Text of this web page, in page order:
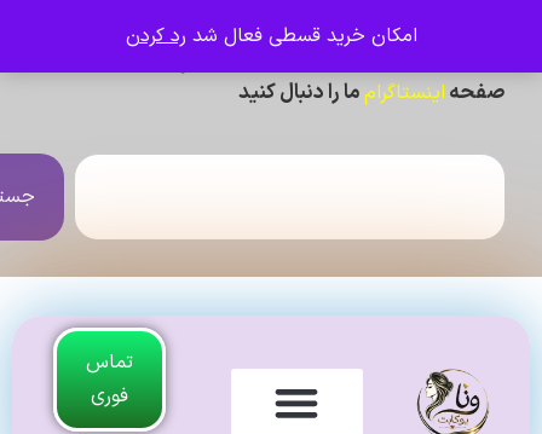
امکان خرید قسطی فعال شدرد کردن
اینستاگرامما را دنبال کنید
جستجو
تماس
فوری